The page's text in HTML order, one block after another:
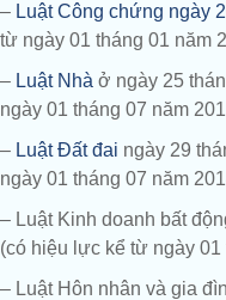
– Luật Công chứng ngày
từ ngày 01 tháng 01 năm
– Luật Nhà ở ngày 25
ngày 01 tháng 07 năm
– Luật Đất đai ngày 29
ngày 01 tháng 07 năm
– Luật Kinh doanh bất
(có hiệu lực kể từ ngày 01
– Luật Hôn nhân và gia